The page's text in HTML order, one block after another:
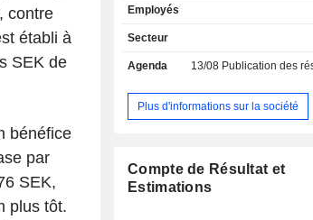
contre
établi à
SEK de
bénéfice
par
SEK,
plus tôt.
des franchises dont elle détient
intellectuelle (PI) ainsi que des
Island, Darksiders, Metro, MX vs
Wreckfest, entre autres. Elle
via divers canaux de distribution,
de salons du jeu vidéo et auprès de
internationaux tels que Walmart,
Employés
Secteur
Agenda 13/08 Publication des résultats
Plus d'informations sur la société
Compte de Résultat et
Estimations